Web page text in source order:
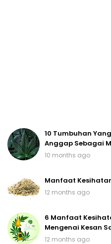
10 Tumbuhan
Anggap Sebagai
10 months ago
Manfaat
12 months ago
6 Manfaat
Mengenai Kesan
12 months ago